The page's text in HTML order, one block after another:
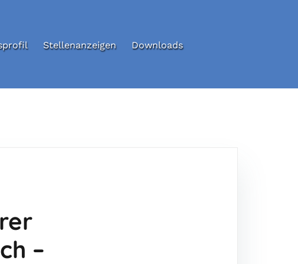
Stellenanzeigen Downloads
–